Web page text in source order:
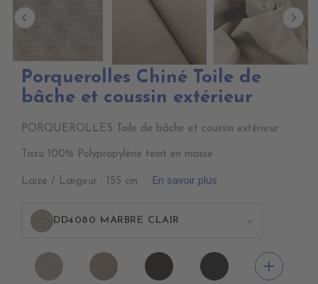
Porquerolles Chiné Toile de
bâche et coussin extérieur
PORQUEROLLES Toile de bâche et coussin extérieur
Tissu 100% Polypropylène teint en masse
Laize / Largeur : 155 cm En savoir plus
DD4080 MARBRE CLAIR >
DD4080
MARBRE
DD4090
MARBRE
DD4220
MARBRE
DD4470
MARBREadd